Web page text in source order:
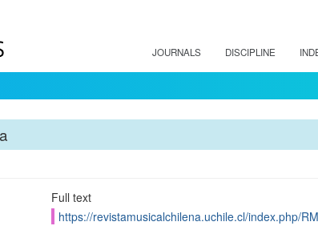
JOURNALS DISCIPLINE
Full text
https://revistamusicalchilena.uchile.cl/index.php/